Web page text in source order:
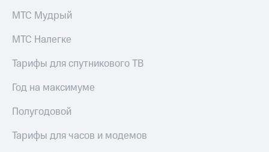
МТС Мудрый
МТС Налегке
Тарифы для спутникового ТВ
Год на максимуме
Полугодовой
Тарифы для часов и модемов